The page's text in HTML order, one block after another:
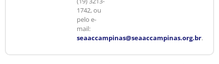
1742, ou
pelo e-
mail:
seaaccampinas@seaaccampinas.org.br.